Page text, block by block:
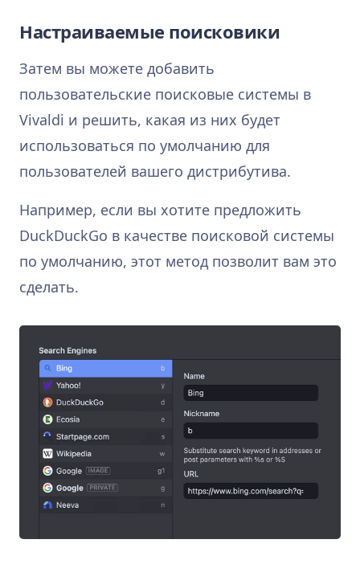
Настраиваемые поисковики
Затем вы можете добавить
пользовательские поисковые системы в
Vivaldi и решить, какая из них будет
использоваться по умолчанию для
пользователей вашего дистрибутива.
Например, если вы хотите предложить
DuckDuckGo в качестве поисковой системы
по умолчанию, этот метод позволит вам это
сделать.